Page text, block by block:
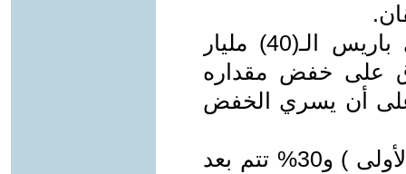
لقد ناهزت ديون العراق لدول نادي باريس الـ(40) مليار
على خفض مقداره
دولار على أن يسري الخفض
30% حتى 1/1/2005 (وهي المرحلة الأولى ) و30% تتم بعد